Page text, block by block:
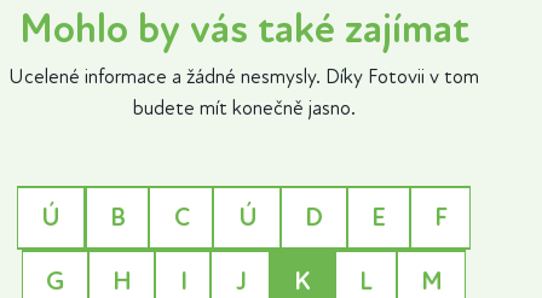
Mohlo by vás také zajímat
Ucelené informace a žádné nesmysly. Díky Fotovii v tom
budete mít konečně jasno.
Ú B C Ú D E F
G H I J K L M